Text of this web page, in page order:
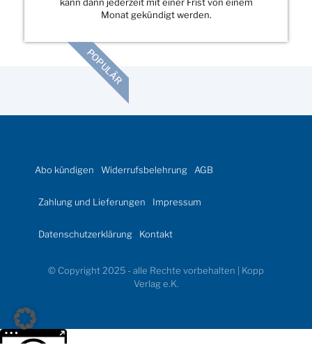
Monat gekündigt werden.
POPULÄR
Abo kündigen Widerrufsbelehrung AGB
Zahlung und Lieferungen Impressum
Datenschutzerklärung Kontakt
© Copyright 2025 - alle Rechte vorbehalten | Kopp
Verlag e.K.
Weitere Informationen über den gesperrten Inhalt.